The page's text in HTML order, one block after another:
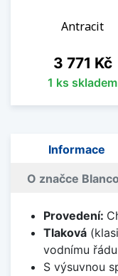
Antracit
Cena
3 771 Kč
1 ks skladem
Informace
O značce Blanco
Provedení:
Tlaková
vodnímu
S výsuvnou